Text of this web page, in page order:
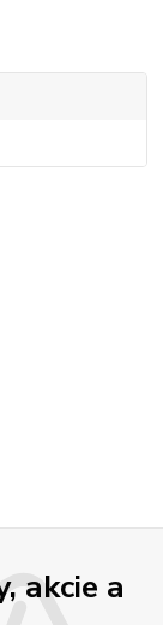
akcie a